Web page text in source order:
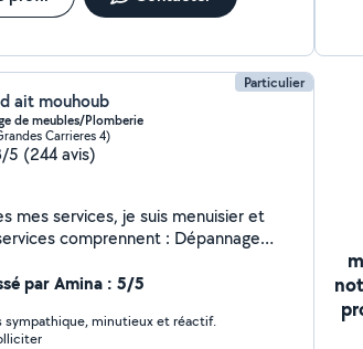
Particulier
ait mouhoub
de meubles/Plomberie
Carrieres 4)
5 (244 avis)
mes services, je suis menuisier et
comprennent : Dépannage
Le Nettoyage à domicile Le
plus d'information.
par Amina : 5/5
sympathique, minutieux et réactif.